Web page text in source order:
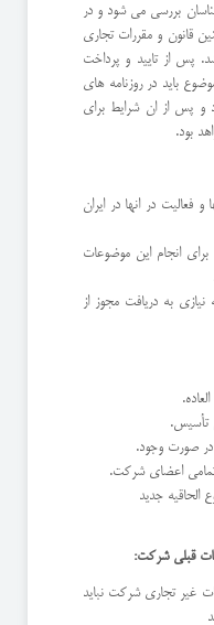
بررسی می شود و در
قانون و مقررات تجاری
شد. پس از تایید و پرداخت
باید در روزنامه های
و پس از ان شرایط برای
بود.
فعالیت در انها در ایران
انجام این موضوعات
به دریافت مجوز از
تأسیس.
در صورت وجود.
تمامی اعضای شرکت.
جدید
قبلی شرکت:
غیر تجاری شرکت نباید